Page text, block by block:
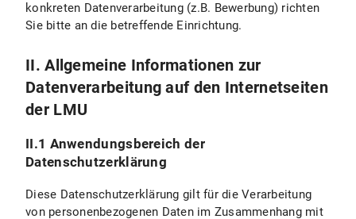
VI.6 Nutzung von Videokonferenzsystemen
VII.1 Umfang und Zweck der Datenverarbeitung
VII.3 Dauer der Datenverarbeitung
VII.4 Widerspruchs- und Beseitigungsmöglichkeit
konkreten Datenverarbeitung (z.B. Bewerbung) richten
Sie bitte an die betreffende Einrichtung.
II. Allgemeine Informationen zur
Datenverarbeitung auf den Internetseiten
der LMU
II.1 Anwendungsbereich der
Datenschutzerklärung
Diese Datenschutzerklärung gilt für die Verarbeitung
von personenbezogenen Daten im Zusammenhang mit